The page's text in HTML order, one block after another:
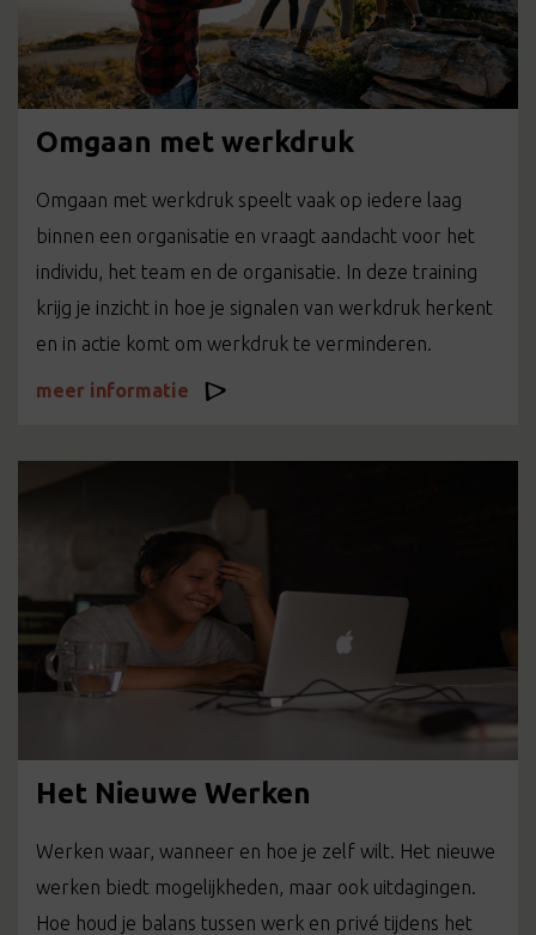
Omgaan met werkdruk
Omgaan met werkdruk speelt vaak op iedere laag
binnen een organisatie en vraagt aandacht voor het
individu, het team en de organisatie. In deze training
krijg je inzicht in hoe je signalen van werkdruk herkent
en in actie komt om werkdruk te verminderen.
meer informatie
Het Nieuwe Werken
Werken waar, wanneer en hoe je zelf wilt. Het nieuwe
werken biedt mogelijkheden, maar ook uitdagingen.
Hoe houd je balans tussen werk en privé tijdens het